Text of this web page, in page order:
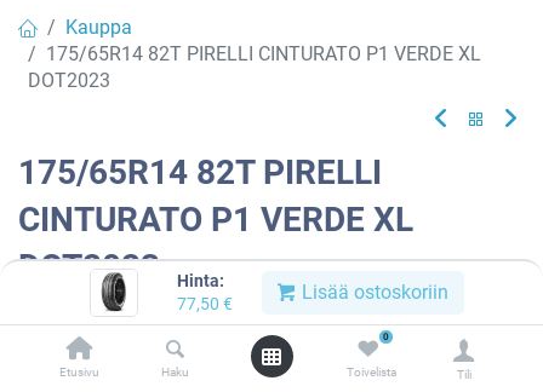
Hinta:
77,50 € Lisää ostoskoriin
Etusivu Haku
0
Toivelista Tili
Kauppa
175/65R14 82T PIRELLI CINTURATO P1 VERDE XL
DOT2023
175/65R14 82T PIRELLI
CINTURATO P1 VERDE XL
DOT2023
Tuotekoodi:977175
Tällä tuotteella ei ole kelvollista yhdistelmää.